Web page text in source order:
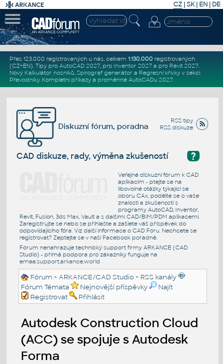
CZ | SK| EN | DE
Přes 123.000 registrovaných u nás, celkem 1.130.000registrovaných
(CZ+EN). Tipy pro AutoCAD 2027, pro Inventor 2027a pro Revit 2027.
Nový Kalkulátor nosníků, Spirograf generátor a Regresní křivkyv sekci
Převodníky. Kompletní příkazya proměnné AutoCADu 2027.
RSS tipy
RSS diskuze
Diskuzní fórum, poradna
?
CAD diskuze, rady, výměna zkušeností
Veřejné diskuzní fórum k CAD
aplikacím - ptejte se na
libovolné otázky týkající se
oboru CAx, podělte se o vaše
znalosti a zkušenosti s
programy AutoCAD, Inventor,
Revit, Fusion, 3ds Max, Vault a s dalšími CAD/BIM/PDM aplikacemi.
Zaregistrujte se nebo se přihlašte a zašlete váš příspěvek do
odpovídajícího fóra. Viz další informace o CAD Fóru. Nechcete se
registrovat? Zeptejte se v naší Facebook poradně.
Fórum nenahrazuje technický support firmy ARKANCE (CAD
Studio) - přímá podpora pro zákazníky funguje na
emea.support.arkance.world
Fórum >ARKANCE/CAD Studio > RSS kanály
Fórum Témata
Nejnovější příspěvky
Najít
Registrovat
Přihlásit
Autodesk Construction Cloud
(ACC) se spojuje s Autodesk
Forma